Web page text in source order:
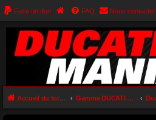
Faire un don FAQ Nous contacter
Accueil du forum Gamme DUCATI DIAVEL (Diavel 1200 / Diavel 1260 / XDiavel 1260 / Diavel V4)